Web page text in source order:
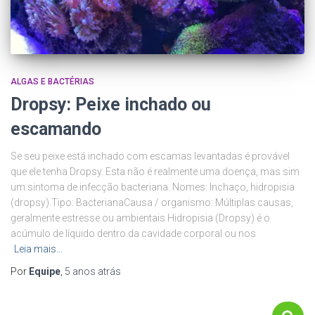
ALGAS E BACTÉRIAS
Dropsy: Peixe inchado ou
escamando
Se seu peixe está inchado com escamas levantadas é provável
que ele tenha Dropsy. Esta não é realmente uma doença, mas sim
um sintoma de infecção bacteriana. Nomes: Inchaço, hidropisia
(dropsy).Tipo: BacterianaCausa / organismo: Múltiplas causas,
geralmente estresse ou ambientais Hidropisia (Dropsy) é o
acúmulo de líquido dentro da cavidade corporal ou nos
Leia mais…
Por Equipe 5 anos atrás